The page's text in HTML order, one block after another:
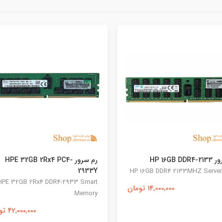
رم سرور HPE 32GB 2Rx4 PC4-
پردازنده سرور Intel Xeon
Processor E5-2667 v4
Intel Xeon E5-2667 v4 Server
Processor
3,000,000 تومان